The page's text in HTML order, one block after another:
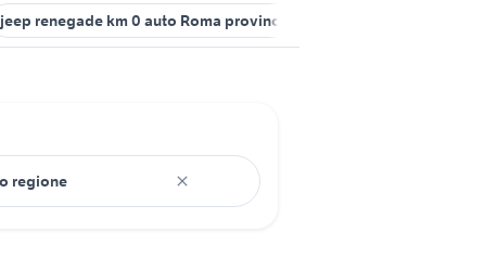
jeep renegade km 0 auto Roma provincia